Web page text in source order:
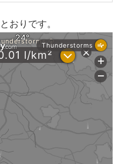
おりです。